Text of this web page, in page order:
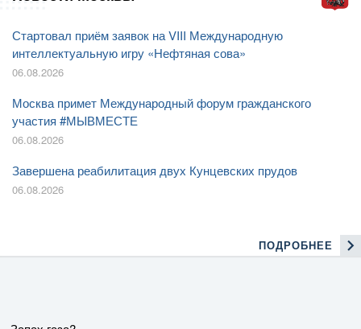
Стартовал приём заявок на VIII Международную
интеллектуальную игру «Нефтяная сова»
06.08.2026
Москва примет Международный форум гражданского
участия #МЫВМЕСТЕ
06.08.2026
Завершена реабилитация двух Кунцевских прудов
06.08.2026
ПОДРОБНЕЕ